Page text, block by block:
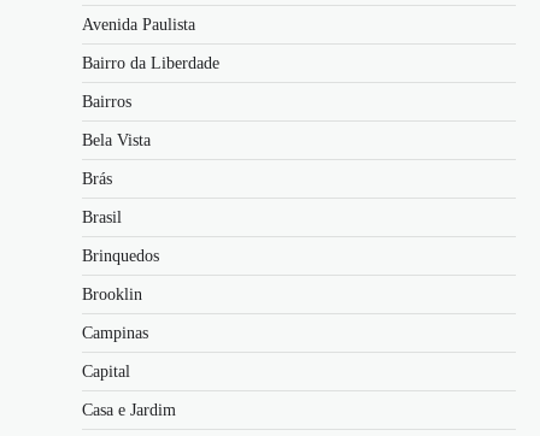
Avenida Paulista
Bairro da Liberdade
Bairros
Bela Vista
Brás
Brasil
Brinquedos
Brooklin
Campinas
Capital
Casa e Jardim